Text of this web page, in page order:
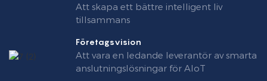
Att skapa ett bättre intelligent liv
tillsammans
Företagsvision
Att vara en ledande leverantör av smarta
anslutningslösningar för AIoT